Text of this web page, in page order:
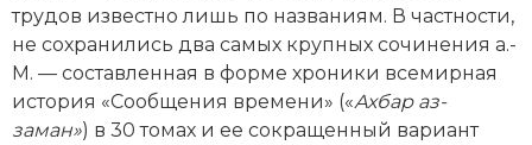
Латинская Америка
Новая история
Новейшая история
трудов известно лишь по названиям. В частности,
не сохранились два самых крупных сочинения а.-
М. — составленная в форме хроники всемирная
история «Сообщения времени» («Ахбар аз-
заман») в 30 томах и ее сокращенный вариант